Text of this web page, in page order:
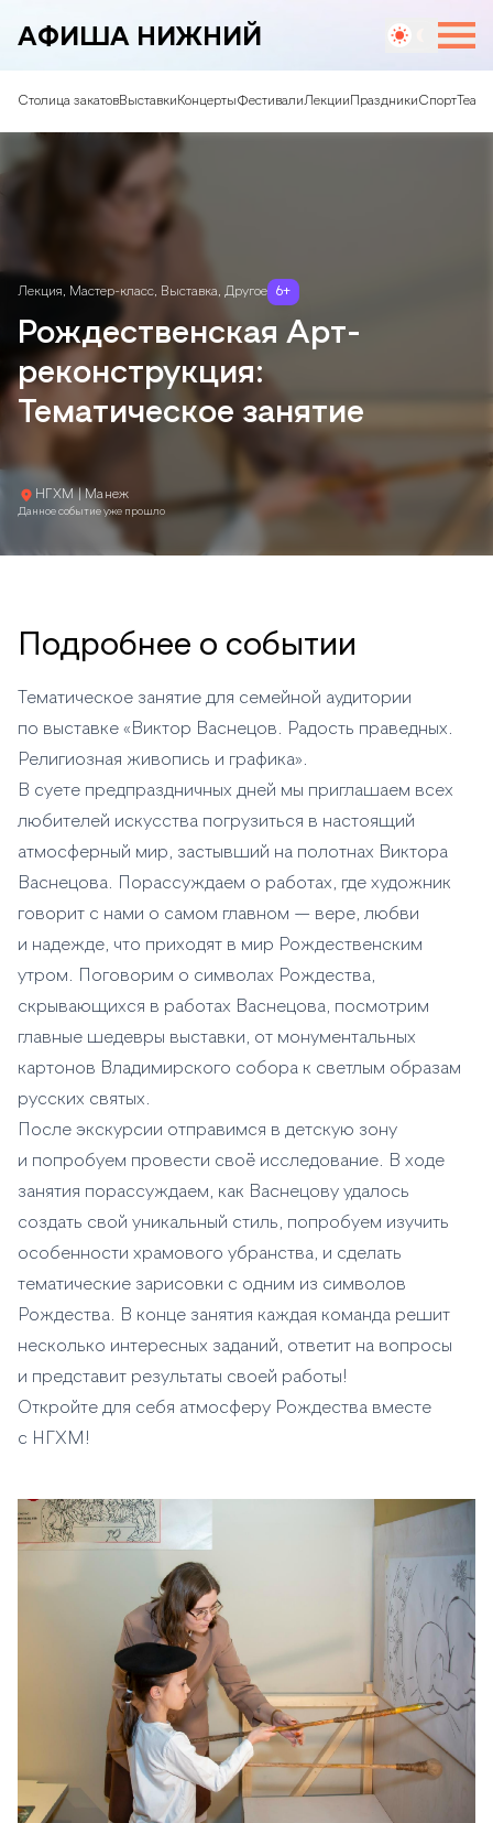
АФИША НИЖНИЙ
Столица закатовВыставкиКонцертыФестивалиЛекции ПраздникиСпорт
Лекция, Мастер-класс, Выставка, Другое 6+
Рождественская Арт-
реконструкция:
Тематическое занятие
НГХМ | Манеж
Данное событие уже прошло
Подробнее о событии
Тематическое занятие для семейной аудитории
по выставке «Виктор Васнецов. Радость праведных.
Религиозная живопись и графика».
В суете предпраздничных дней мы приглашаем всех
любителей искусства погрузиться в настоящий
атмосферный мир, застывший на полотнах Виктора
Васнецова. Порассуждаем о работах, где художник
говорит с нами о самом главном — вере, любви
и надежде, что приходят в мир Рождественским
утром. Поговорим о символах Рождества,
скрывающихся в работах Васнецова, посмотрим
главные шедевры выставки, от монументальных
картонов Владимирского собора к светлым образам
русских святых.
После экскурсии отправимся в детскую зону
и попробуем провести своё исследование. В ходе
занятия порассуждаем, как Васнецову удалось
создать свой уникальный стиль, попробуем изучить
особенности храмового убранства, и сделать
тематические зарисовки с одним из символов
Рождества. В конце занятия каждая команда решит
несколько интересных заданий, ответит на вопросы
и представит результаты своей работы!
Откройте для себя атмосферу Рождества вместе
с НГХМ!